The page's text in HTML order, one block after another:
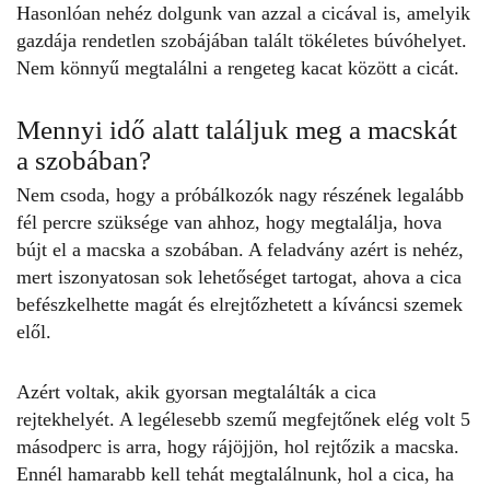
Hasonlóan nehéz dolgunk van azzal a cicával is, amelyik
gazdája rendetlen szobájában talált tökéletes búvóhelyet.
Nem könnyű megtalálni a rengeteg kacat között a cicát.
Mennyi idő alatt találjuk meg a macskát
a szobában?
Nem csoda, hogy a próbálkozók nagy részének legalább
fél percre szüksége van ahhoz, hogy megtalálja, hova
bújt el a macska a szobában. A feladvány azért is nehéz,
mert iszonyatosan sok lehetőséget tartogat, ahova a cica
befészkelhette magát és elrejtőzhetett a kíváncsi szemek
elől.
Azért voltak, akik gyorsan megtalálták a cica
rejtekhelyét. A legélesebb szemű megfejtőnek elég volt 5
másodperc is arra, hogy rájöjjön, hol rejtőzik a macska.
Ennél hamarabb kell tehát megtalálnunk, hol a cica, ha